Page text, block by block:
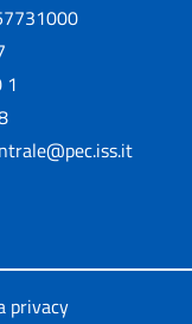
1
privacy